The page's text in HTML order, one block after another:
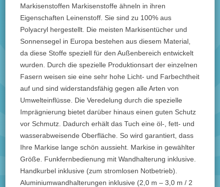
Markisenstoffen Markisenstoffe ähneln in ihren
Eigenschaften Leinenstoff. Sie sind zu 100% aus
Polyacryl hergestellt. Die meisten Markisentücher und
Sonnensegel in Europa bestehen aus diesem Material,
da diese Stoffe speziell für den Außenbereich entwickelt
wurden. Durch die spezielle Produktionsart der einzelnen
Fasern weisen sie eine sehr hohe Licht- und Farbechtheit
auf und sind widerstandsfähig gegen alle Arten von
Umwelteinflüsse. Die Veredelung durch die spezielle
Imprägnierung bietet darüber hinaus einen guten Schutz
vor Schmutz. Dadurch erhält das Tuch eine öl-, fett- und
wasserabweisende Oberfläche. So wird garantiert, dass
Ihre Markise lange schön aussieht. Markise in gewählter
Größe. Funkfernbedienung mit Wandhalterung inklusive.
Handkurbel inklusive (zum stromlosen Notbetrieb).
Aluminiumwandhalterungen inklusive (2,0 m – 3,0 m / 2